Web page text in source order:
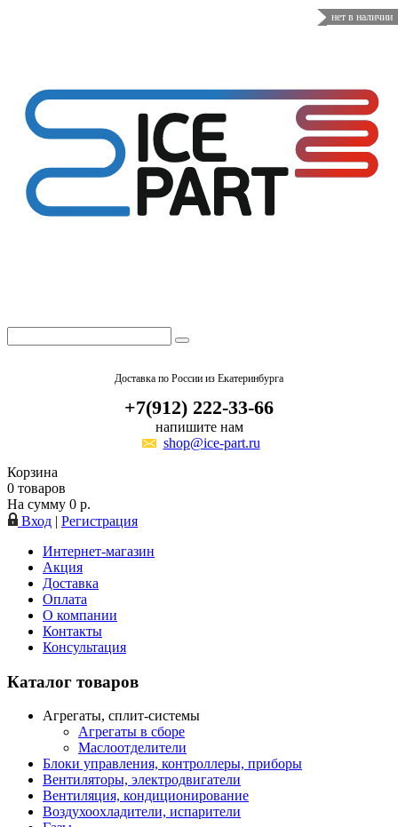
Доставка по России из Екатеринбурга
+7(912) 222-33-66
напишите нам
shop@ice-part.ru
Корзина
0 товаров
На сумму 0 р.
Вход | Регистрация
Интернет-магазин
Акция
Доставка
Оплата
О компании
Контакты
Консультация
Каталог товаров
Агрегаты, сплит-системы
Агрегаты в сборе
Маслоотделители
Блоки управления, контроллеры, приборы
Вентиляторы, электродвигатели
Вентиляция, кондиционирование
Воздухоохладители, испарители
нет в наличии